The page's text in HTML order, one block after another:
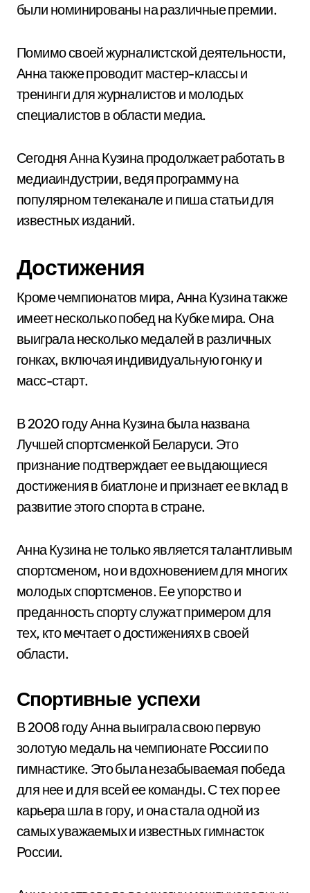
были номинированы на различные премии.
Помимо своей журналистской деятельности,
Анна также проводит мастер-классы и
тренинги для журналистов и молодых
специалистов в области медиа.
Сегодня Анна Кузина продолжает работать в
медиаиндустрии, ведя программу на
популярном телеканале и пиша статьи для
известных изданий.
Достижения
Кроме чемпионатов мира, Анна Кузина также
имеет несколько побед на Кубке мира. Она
выиграла несколько медалей в различных
гонках, включая индивидуальную гонку и
масс-старт.
В 2020 году Анна Кузина была названа
Лучшей спортсменкой Беларуси. Это
признание подтверждает ее выдающиеся
достижения в биатлоне и признает ее вклад в
развитие этого спорта в стране.
Анна Кузина не только является талантливым
спортсменом, но и вдохновением для многих
молодых спортсменов. Ее упорство и
преданность спорту служат примером для
тех, кто мечтает о достижениях в своей
области.
Спортивные успехи
В 2008 году Анна выиграла свою первую
золотую медаль на чемпионате России по
гимнастике. Это была незабываемая победа
для нее и для всей ее команды. С тех пор ее
карьера шла в гору, и она стала одной из
самых уважаемых и известных гимнасток
России.